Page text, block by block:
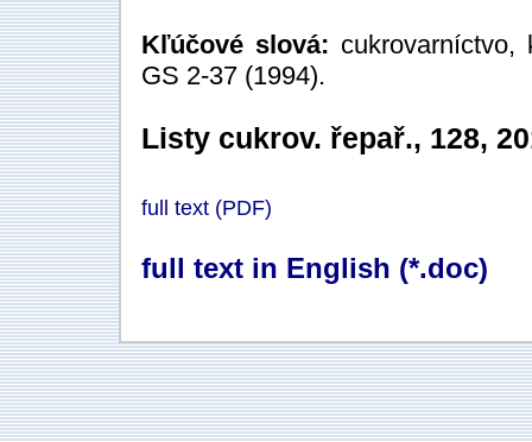
Kľúčové slová: cukrovarníctvo,
GS 2-37 (1994).
Listy cukrov. řepař., 128,
full text (PDF)
full text in English (*.doc)